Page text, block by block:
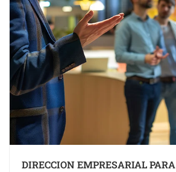
DIRECCION EMPRESARIAL PARA